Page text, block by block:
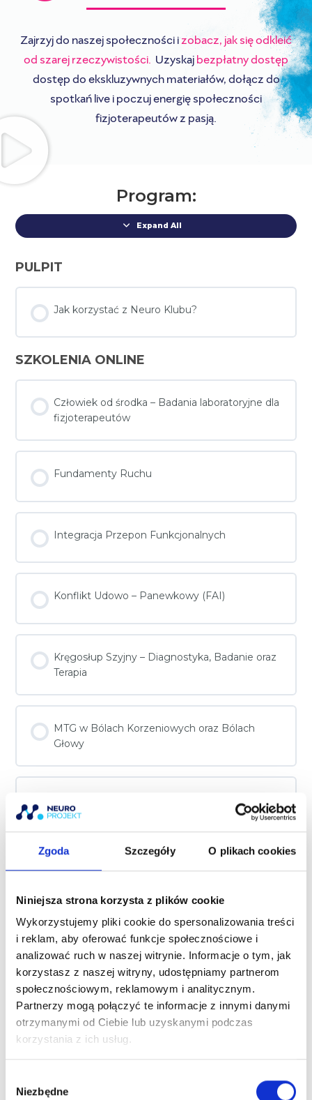
Zgoda Szczegóły O plikach cookies
Niniejsza strona korzysta z plików cookie
Wykorzystujemy pliki cookie do spersonalizowania treści
i reklam, aby oferować funkcje społecznościowe i
analizować ruch w naszej witrynie. Informacje o tym, jak
korzystasz z naszej witryny, udostępniamy partnerom
społecznościowym, reklamowym i analitycznym.
Partnerzy mogą połączyć te informacje z innymi danymi
otrzymanymi od Ciebie lub uzyskanymi podczas
korzystania z ich usług.
Niezbędne
Zajrzyj do naszej społeczności izobacz, jak się odkleić
od szarej rzeczywistości. Uzyskajbezpłatny dostęp
dostęp do ekskluzywnych materiałów, dołącz do
spotkań live i poczuj energię społeczności
fizjoterapeutów z pasją.
Program:
Expand All
PULPIT
Jak korzystać z Neuro Klubu?
SZKOLENIA ONLINE
Człowiek od środka – Badania laboratoryjne dla
fizjoterapeutów
Fundamenty Ruchu
Integracja Przepon Funkcjonalnych
Konflikt Udowo – Panewkowy (FAI)
Kręgosłup Szyjny – Diagnostyka, Badanie oraz
Terapia
MTG w Bólach Korzeniowych oraz Bólach
Głowy
Neuro-Kręgosłup
Neuroterapia Kręgosłupa
Neurodiagnostyka i Terapia w Bólach Głowy